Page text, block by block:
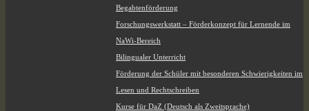
Begabtenförderung
Forschungswerkstatt – Förderkonzept für Lernende im
NaWi-Bereich
Bilingualer Unterricht
Förderung der Schüler mit besonderen Schwierigkeiten im
Lesen und Rechtschreiben
Kurse für DaZ (Deutsch als Zweitsprache)